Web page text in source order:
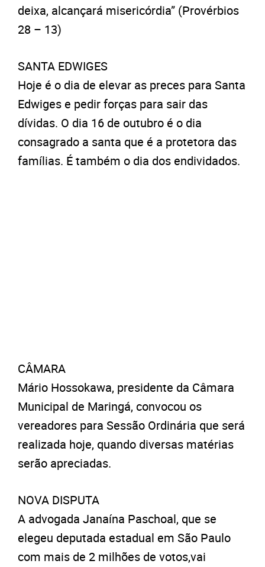
deixa, alcançará misericórdia” (Provérbios
28 – 13)
SANTA EDWIGES
Hoje é o dia de elevar as preces para Santa
Edwiges e pedir forças para sair das
dívidas. O dia 16 de outubro é o dia
consagrado a santa que é a protetora das
famílias. É também o dia dos endividados.
CÂMARA
Mário Hossokawa, presidente da Câmara
Municipal de Maringá, convocou os
vereadores para Sessão Ordinária que será
realizada hoje, quando diversas matérias
serão apreciadas.
NOVA DISPUTA
A advogada Janaína Paschoal, que se
elegeu deputada estadual em São Paulo
com mais de 2 milhões de votos,vai